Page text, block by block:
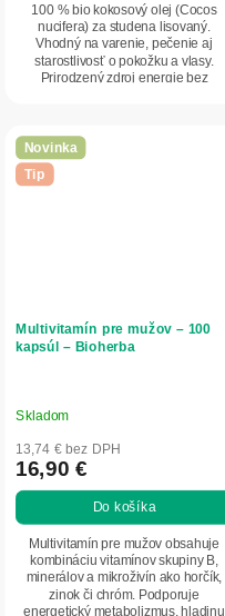
100 % bio kokosový olej (Cocos
nucifera) za studena lisovaný.
Vhodný na varenie, pečenie aj
starostlivosť o pokožku a vlasy.
Prirodzený zdroj energie bez
Novinka
Tip
Multivitamín pre mužov – 100
kapsúl – Bioherba
Skladom
13,74 € bez DPH
16,90 €
Do košíka
Multivitamín pre mužov obsahuje
kombináciu vitamínov skupiny B,
minerálov a mikroživín ako horčík,
zinok či chróm. Podporuje
energetický metabolizmus, hladinu